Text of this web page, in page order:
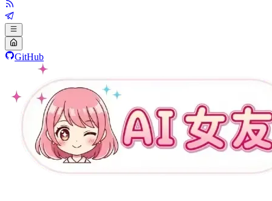
GitHub